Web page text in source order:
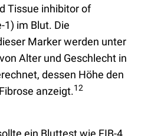
Tissue inhibitor of
im Blut. Die
Marker werden unter
Alter und Geschlecht in
dessen Höhe den
anzeigt.12
ein Bluttest wie FIB-4